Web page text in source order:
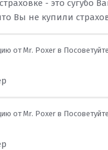
- это
Вы не купили
отMr. Poxer в
отMr. Poxer в